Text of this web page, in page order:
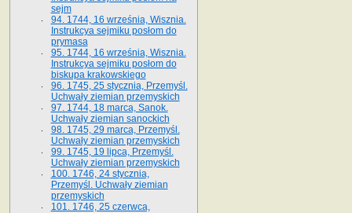
sejm
94. 1744, 16 września, Wisznia.
Instrukcya sejmiku posłom do
prymasa
95. 1744, 16 września, Wisznia.
Instrukcya sejmiku posłom do
biskupa krakowskiego
96. 1745, 25 stycznia, Przemyśl.
Uchwały ziemian przemyskich
97. 1744, 18 marca, Sanok.
Uchwały ziemian sanockich
98. 1745, 29 marca, Przemyśl.
Uchwały ziemian przemyskich
99. 1745, 19 lipca, Przemyśl.
Uchwały ziemian przemyskich
100. 1746, 24 stycznia,
Przemyśl. Uchwały ziemian
przemyskich
101. 1746, 25 czerwca,